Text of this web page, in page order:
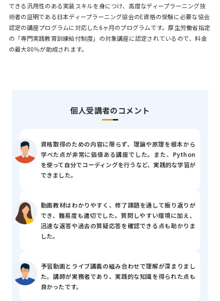
できる汎用性のある実装スキルを身につけ、高度なディープラーニング技
術者の証明である日本ディープラーニング協会のE資格の受験に必要な協会
認定の講座プログラムに対応した6ヶ月のプログラムです。厚生労働省指定
の「専門実践教育訓練給付制度」の対象講座に認定されているので、料金
の最大80％が助成されます。
個人受講者のコメント
資格取得のための内容に限らず、理論や原理を根本から
学べた点が非常に価値ある講座でした。また、Python
を使って自分でコーディングを行うなど、実践的な学習が
できました。
動画教材はわかりやすく、修了課題を通して振り返りが
でき、難易度も適切でした。質問しやすい環境に加え、
迅速な返答や過去の質疑応答を確認できる点も助かりま
した。
予習動画とライブ講義の組み合わせで理解が深まりまし
た。講師が実務者であり、実践的な知識を得られた点も
良かったです。